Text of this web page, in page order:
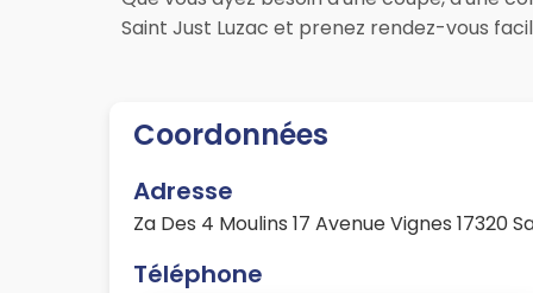
Saint Just Luzac et prenez rendez-vous
Coordonnées
Adresse
Za Des 4 Moulins 17 Avenue Vignes 17320
Téléphone